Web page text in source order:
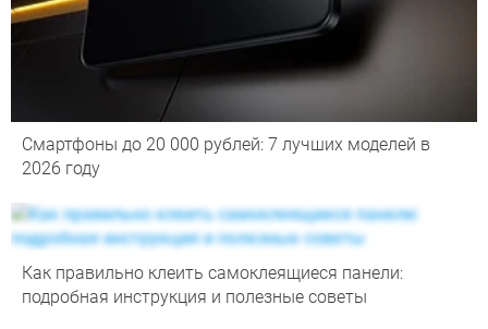
Смартфоны до 20 000 рублей: 7 лучших моделей в
2026 году
Как правильно клеить самоклеящиеся панели:
подробная инструкция и полезные советы